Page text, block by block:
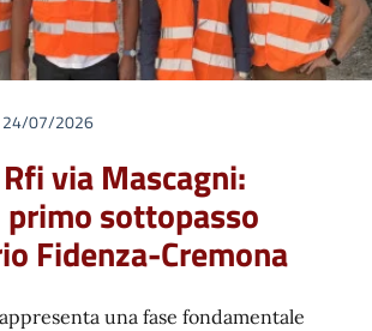
24/07/2026
via Mascagni:
sottopasso
Fidenza-Cremona
una fase fondamentale